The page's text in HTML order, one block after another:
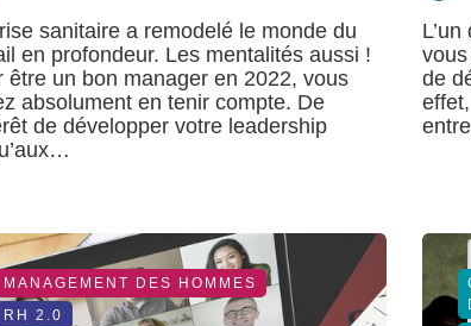
sanitaire a remodelé le monde du
en profondeur. Les mentalités aussi !
être un bon manager en 2022, vous
absolument en tenir compte. De
de développer votre leadership
de
MANAGEMENT DES HOMMES
RH 2.0